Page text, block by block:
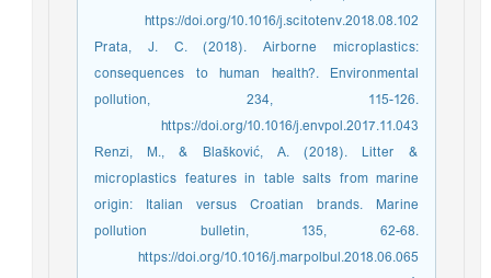
https://doi.org/10.1016/j.scitotenv.2018.08.102
Prata, J. C. (2018). Airborne microplastics:
consequences to human health?. Environmental
pollution, 234, 115-126.
https://doi.org/10.1016/j.envpol.2017.11.043
Renzi, M., & Blašković, A. (2018). Litter &
microplastics features in table salts from marine
origin: Italian versus Croatian brands. Marine
pollution bulletin, 135, 62-68.
https://doi.org/10.1016/j.marpolbul.2018.06.065